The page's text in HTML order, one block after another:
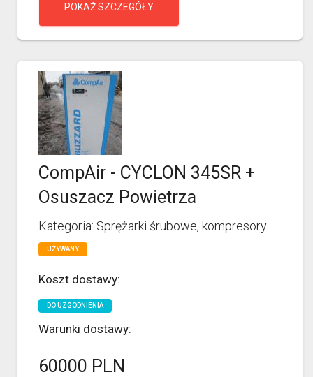
POKAŻ SZCZEGÓŁY
CompAir - CYCLON 345SR +
Osuszacz Powietrza
Kategoria: Sprężarki śrubowe, kompresory
UŻYWANY
Koszt dostawy:
DO UZGODNIENIA
Warunki dostawy:
60000 PLN